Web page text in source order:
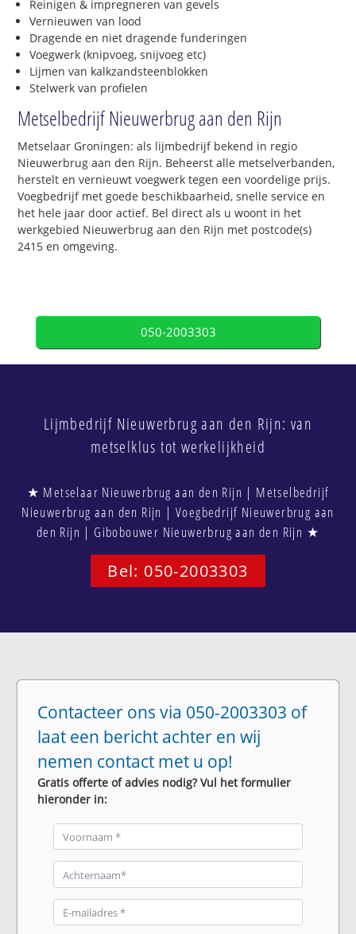
Reinigen & impregneren van gevels
Vernieuwen van lood
Dragende en niet dragende funderingen
Voegwerk (knipvoeg, snijvoeg etc)
Lijmen van kalkzandsteenblokken
Stelwerk van profielen
Metselbedrijf Nieuwerbrug aan den Rijn
Metselaar Groningen: als lijmbedrijf bekend in regio
Nieuwerbrug aan den Rijn. Beheerst alle metselverbanden,
herstelt en vernieuwt voegwerk tegen een voordelige prijs.
Voegbedrijf met goede beschikbaarheid, snelle service en
het hele jaar door actief. Bel direct als u woont in het
werkgebied Nieuwerbrug aan den Rijn met postcode(s)
2415 en omgeving.
050-2003303
Lijmbedrijf Nieuwerbrug aan den Rijn: van
metselklus tot werkelijkheid
★ Metselaar Nieuwerbrug aan den Rijn | Metselbedrijf
Nieuwerbrug aan den Rijn | Voegbedrijf Nieuwerbrug aan
den Rijn | Gibobouwer Nieuwerbrug aan den Rijn ★
Bel: 050-2003303
Contacteer ons via 050-2003303 of
laat een bericht achter en wij
nemen contact met u op!
Gratis offerte of advies nodig? Vul het formulier
hieronder in: